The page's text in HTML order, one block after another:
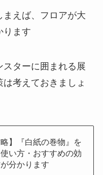
まえば、フロアが大
ります
ターに囲まれる展
考えておきましょ
略】『白紙の巻物』を
い方・おすすめの効
分かります